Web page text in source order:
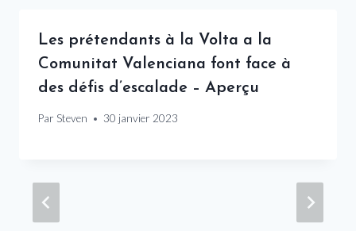
Les prétendants à la Volta a la
Comunitat Valenciana font face à
des défis d’escalade – Aperçu
Par Steven 30 janvier 2023